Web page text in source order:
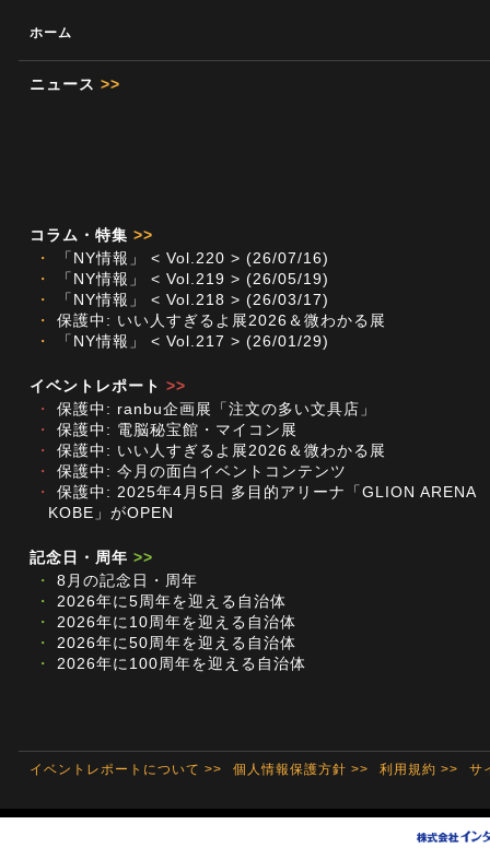
ホーム
ニュース >>
コラム・特集 >>
・
「NY情報」 < Vol.220 > (26/07/16)
・
「NY情報」 < Vol.219 > (26/05/19)
・
「NY情報」 < Vol.218 > (26/03/17)
・
保護中: いい人すぎるよ展2026＆微わかる展
・
「NY情報」 < Vol.217 > (26/01/29)
イベントレポート >>
・
保護中: ranbu企画展「注文の多い文具店」
・
保護中: 電脳秘宝館・マイコン展
・
保護中: いい人すぎるよ展2026＆微わかる展
・
保護中: 今月の面白イベントコンテンツ
・
保護中: 2025年4月5日 多目的アリーナ「GLION ARENA
KOBE」がOPEN
記念日・周年 >>
・
8月の記念日・周年
・
2026年に5周年を迎える自治体
・
2026年に10周年を迎える自治体
・
2026年に50周年を迎える自治体
・
2026年に100周年を迎える自治体
イベントレポートについて >> 個人情報保護方針 >> 利用規約 >> サ